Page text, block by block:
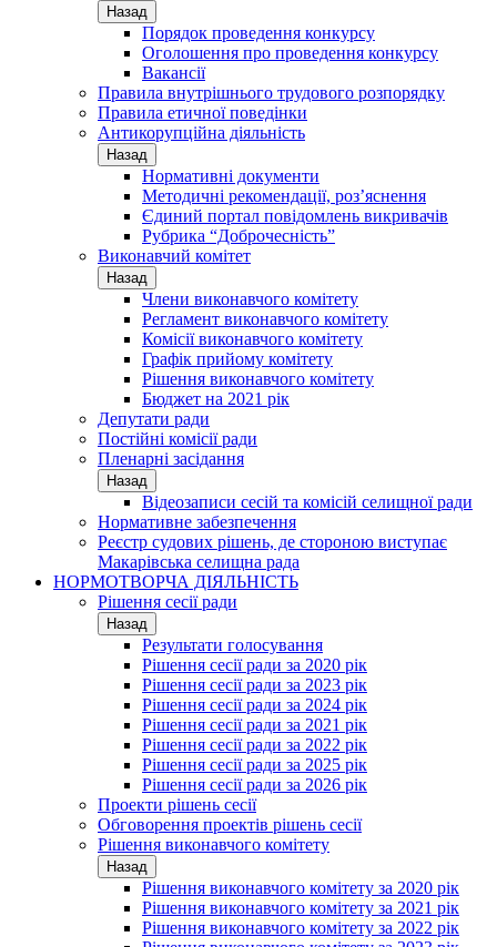
Назад
Порядок проведення конкурсу
Оголошення про проведення конкурсу
Вакансії
Правила внутрішнього трудового розпорядку
Правила етичної поведінки
Антикорупційна діяльність
Назад
Нормативні документи
Методичні рекомендації, роз’яснення
Єдиний портал повідомлень викривачів
Рубрика “Доброчесність”
Виконавчий комітет
Назад
Члени виконавчого комітету
Регламент виконавчого комітету
Комісії виконавчого комітету
Графік прийому комітету
Рішення виконавчого комітету
Бюджет на 2021 рік
Депутати ради
Постійні комісії ради
Пленарні засідання
Назад
Відеозаписи сесій та комісій селищної ради
Нормативне забезпечення
Реєстр судових рішень, де стороною виступає
Макарівська селищна рада
НОРМОТВОРЧА ДІЯЛЬНІСТЬ
Рішення сесії ради
Назад
Результати голосування
Рішення сесії ради за 2020 рік
Рішення сесії ради за 2023 рік
Рішення сесії ради за 2024 рік
Рішення сесії ради за 2021 рік
Рішення сесії ради за 2022 рік
Рішення сесії ради за 2025 рік
Рішення сесії ради за 2026 рік
Проекти рішень сесії
Обговорення проектів рішень сесії
Рішення виконавчого комітету
Назад
Рішення виконавчого комітету за 2020 рік
Рішення виконавчого комітету за 2021 рік
Рішення виконавчого комітету за 2022 рік